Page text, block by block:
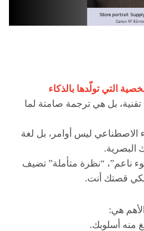
التي تولّدها بالذكاء
بل هي ترجمة صامتة لما
الاصطناعي ليس أوامر، بل لغة
البصرية.
ناعم”، “نظرة متأملة” تضيف
قصتك أنت.
هي:
منه أسلوبك.